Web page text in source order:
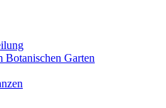
Botanischen Garten